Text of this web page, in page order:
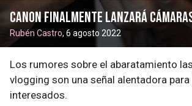
Canon finalmente lanzará
Rubén Castro, 6 agosto 2022
Los rumores sobre el abaratamiento
vlogging son una señal alentadora para
interesados.